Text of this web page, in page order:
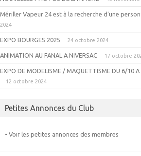
Mériller Vapeur 24 est à la recherche d’une
2024
EXPO BOURGES 2025 24 octobre 2024
ANIMATION AU FANAL A NIVERSAC 17 octobre
EXPO DE MODELISME / MAQUETTISME DU 6/10 A
12 octobre 2024
Petites Annonces du Club
• Voir les petites annonces des membres